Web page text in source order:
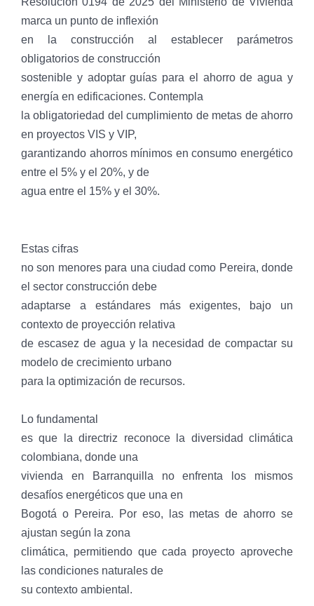
marca un punto de inflexión
en la construcción al establecer parámetros
obligatorios de construcción
sostenible y adoptar guías para el ahorro de agua y
energía en edificaciones. Contempla
la obligatoriedad del cumplimiento de metas de ahorro
en proyectos VIS y VIP,
garantizando ahorros mínimos en consumo energético
entre el 5% y el 20%, y de
agua entre el 15% y el 30%.
Estas cifras
no son menores para una ciudad como Pereira, donde
el sector construcción debe
adaptarse a estándares más exigentes, bajo un
contexto de proyección relativa
de escasez de agua y la necesidad de compactar su
modelo de crecimiento urbano
para la optimización de recursos.
Lo fundamental
es que la directriz reconoce la diversidad climática
colombiana, donde una
vivienda en Barranquilla no enfrenta los mismos
desafíos energéticos que una en
Bogotá o Pereira. Por eso, las metas de ahorro se
ajustan según la zona
climática, permitiendo que cada proyecto aproveche
las condiciones naturales de
su contexto ambiental.